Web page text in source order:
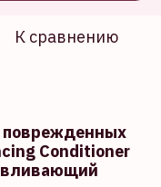
К сравнению
поврежденных
Conditioner